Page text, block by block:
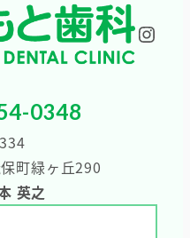
0348
町緑ヶ丘290
英之